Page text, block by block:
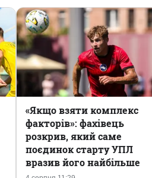
«Якщо взяти комплекс
факторів»: фахівець
розкрив, який саме
поєдинок старту УПЛ
вразив його найбільше